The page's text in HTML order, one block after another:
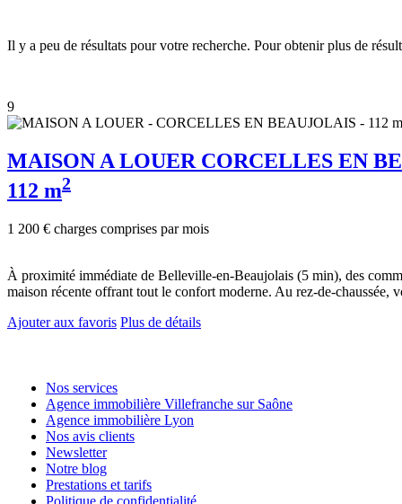
Il y a peu de résultats pour votre recherche. Pour obtenir plus de
9
MAISON A LOUER CORCELLES EN
112 m2
1 200 € charges comprises par mois
À proximité immédiate de Belleville-en-Beaujolais (5 min), des
maison récente offrant tout le confort moderne. Au rez-de-chaussée,
Ajouter aux favoris Plus de détails
Nos services
Agence immobilière Villefranche sur Saône
Agence immobilière Lyon
Nos avis clients
Newsletter
Notre blog
Prestations et tarifs
Politique de confidentialité